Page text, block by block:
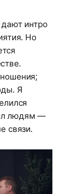
интро
Но
Я
людям —
связи.